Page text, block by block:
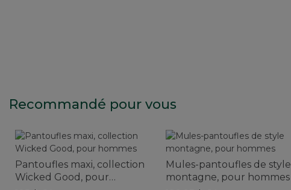
Recommandé pour vous
Pantoufles maxi, collection
Wicked Good, pour
Mules-pantoufles de style
montagne, pour hommes